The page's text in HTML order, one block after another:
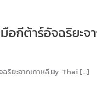
อกีต้าร์อัจฉริยะจ
ฉริยะจากเกาหลี By Thai […]